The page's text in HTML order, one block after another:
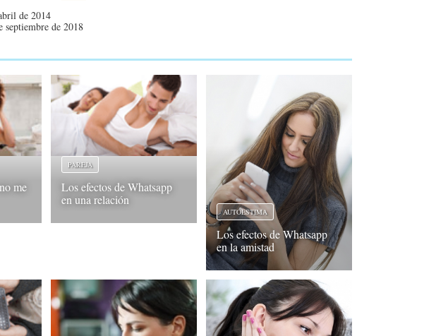
de 2014
septiembre de 2018
me
PAREJA
Los efectos de Whatsapp
en una relación
AUTOESTIMA
Los efectos de Whatsapp
en la amistad